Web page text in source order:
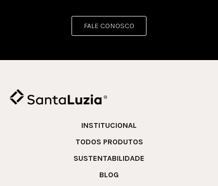
FALE CONOSCO
INSTITUCIONAL
TODOS PRODUTOS
SUSTENTABILIDADE
BLOG